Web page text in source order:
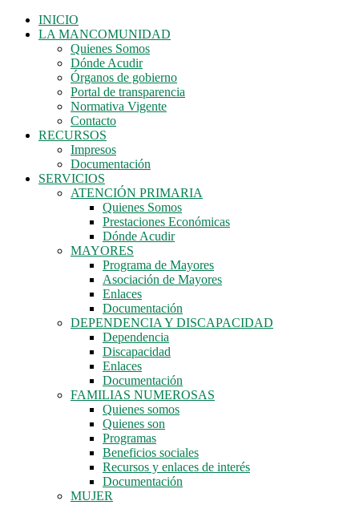
INICIO
LA MANCOMUNIDAD
Quienes Somos
Dónde Acudir
Órganos de gobierno
Portal de transparencia
Normativa Vigente
Contacto
RECURSOS
Impresos
Documentación
SERVICIOS
ATENCIÓN PRIMARIA
Quienes Somos
Prestaciones Económicas
Dónde Acudir
MAYORES
Programa de Mayores
Asociación de Mayores
Enlaces
Documentación
DEPENDENCIA Y DISCAPACIDAD
Dependencia
Discapacidad
Enlaces
Documentación
FAMILIAS NUMEROSAS
Quienes somos
Quienes son
Programas
Beneficios sociales
Recursos y enlaces de interés
Documentación
MUJER